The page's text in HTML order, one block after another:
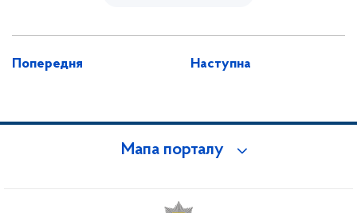
Попередня Наступна
Мапа порталу